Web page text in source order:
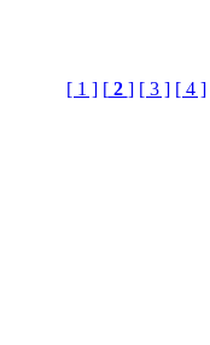
[ 1 ] [2 ] [ 3 ] [ 4 ]